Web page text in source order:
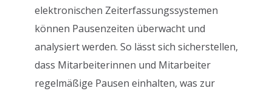
elektronischen Zeiterfassungssystemen
können Pausenzeiten überwacht und
analysiert werden. So lässt sich sicherstellen,
dass Mitarbeiterinnen und Mitarbeiter
regelmäßige Pausen einhalten, was zur